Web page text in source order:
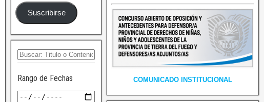
Suscribirse
Rango de Fechas COMUNICADO INSTITUCIONAL